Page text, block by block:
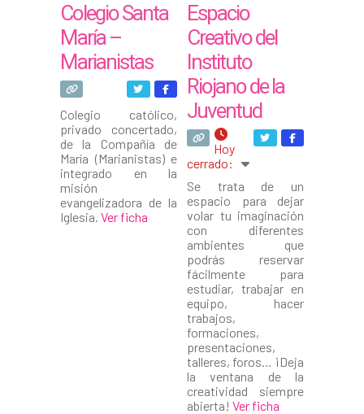
Colegio Santa
María –
Marianistas
Colegio católico,
privado concertado,
de la Compañía de
María (Marianistas) e
integrado en la
misión
evangelizadora de la
Iglesia. Ver ficha
Espacio
Creativo del
Instituto
Riojano de la
Juventud
Hoy
cerrado:
Se trata de un
espacio para dejar
volar tu imaginación
con diferentes
ambientes que
podrás reservar
fácilmente para
estudiar, trabajar en
equipo, hacer
trabajos,
formaciones,
presentaciones,
talleres, foros… ¡Deja
la ventana de la
creatividad siempre
abierta! Ver ficha